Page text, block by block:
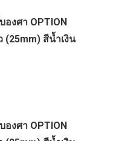
งศา OPTION
(25mm) สีน้ำเงิน
งศา OPTION